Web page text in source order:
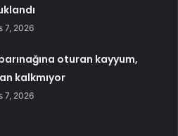
7, 2026
barınağına oturan kayyum,
kalkmıyor
7, 2026